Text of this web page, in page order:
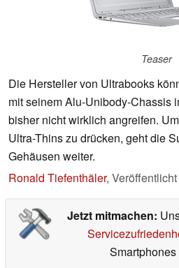
Teaser
Die Hersteller von Ultrabooks
mit seinem Alu-Unibody-Chassis
bisher nicht wirklich angreifen.
Ultra-Thins zu drücken, geht die
Gehäusen weiter.
Ronald Tiefenthäler,
Jetzt mitmachen: